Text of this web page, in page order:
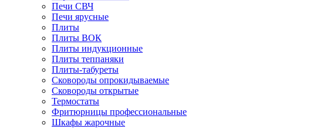
Печи СВЧ
Печи ярусные
Плиты
Плиты ВОК
Плиты индукционные
Плиты теппаняки
Плиты-табуреты
Сковороды опрокидываемые
Сковороды открытые
Термостаты
Фритюрницы профессиональные
Шкафы жарочные